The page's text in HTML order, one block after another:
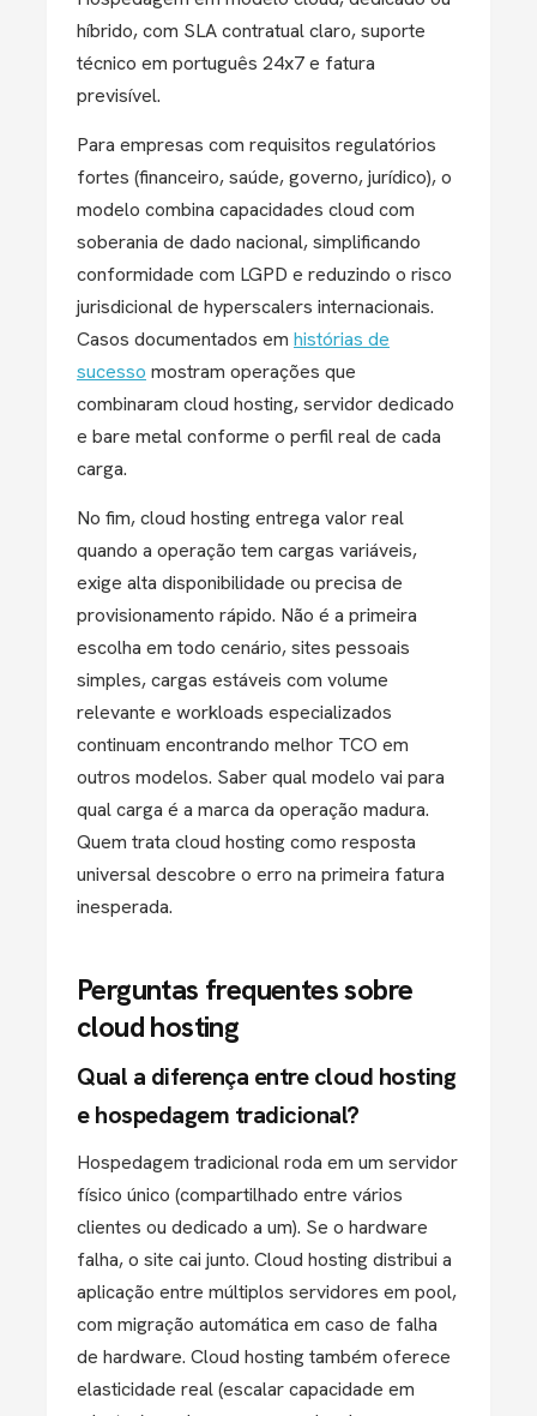
híbrido, com SLA contratual claro, suporte
técnico em português 24x7 e fatura
previsível.
Para empresas com requisitos regulatórios
fortes (financeiro, saúde, governo, jurídico), o
modelo combina capacidades cloud com
soberania de dado nacional, simplificando
conformidade com LGPD e reduzindo o risco
jurisdicional de hyperscalers internacionais.
Casos documentados em histórias de
sucesso mostram operações que
combinaram cloud hosting, servidor dedicado
e bare metal conforme o perfil real de cada
carga.
No fim, cloud hosting entrega valor real
quando a operação tem cargas variáveis,
exige alta disponibilidade ou precisa de
provisionamento rápido. Não é a primeira
escolha em todo cenário, sites pessoais
simples, cargas estáveis com volume
relevante e workloads especializados
continuam encontrando melhor TCO em
outros modelos. Saber qual modelo vai para
qual carga é a marca da operação madura.
Quem trata cloud hosting como resposta
universal descobre o erro na primeira fatura
inesperada.
Perguntas frequentes sobre
cloud hosting
Qual a diferença entre cloud hosting
e hospedagem tradicional?
Hospedagem tradicional roda em um servidor
físico único (compartilhado entre vários
clientes ou dedicado a um). Se o hardware
falha, o site cai junto. Cloud hosting distribui a
aplicação entre múltiplos servidores em pool,
com migração automática em caso de falha
de hardware. Cloud hosting também oferece
elasticidade real (escalar capacidade em